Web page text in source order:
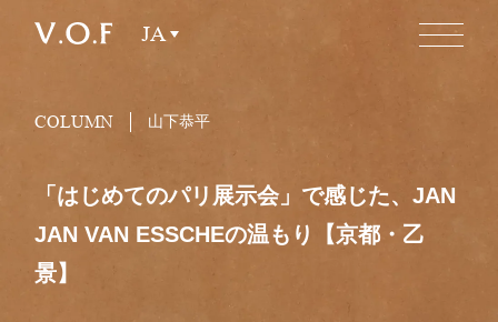
JA
COLUMN 山下恭平
「はじめてのパリ展示会」で感じた、JAN
JAN VAN ESSCHEの温もり【京都・乙
景】